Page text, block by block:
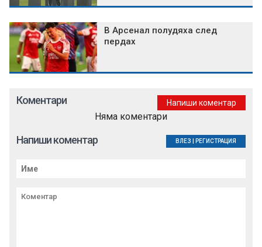
В Арсенал полудяха след
пердах
Коментари Напиши коментар
Няма коментари
Напиши коментар ВЛЕЗ РЕГИСТРАЦИЯ